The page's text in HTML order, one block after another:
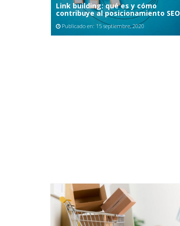
Link building: qué es y cómo
contribuye al posicionamiento SEO
Publicado en: 15 septiembre, 2020